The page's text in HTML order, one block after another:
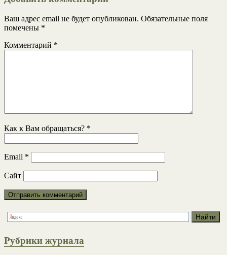
Ваш адрес email не будет опубликован. Обязательные поля
помечены *
Комментарий *
Как к Вам обращаться? *
Email *
Сайт
Рубрики журнала